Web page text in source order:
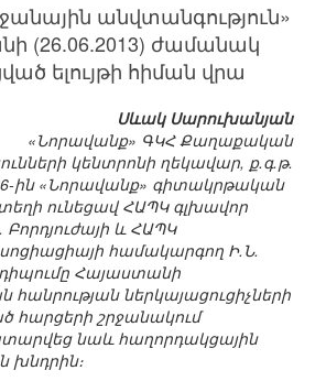
անվտանգություն»
(26.06.2013) ժամանակ
ելույթի հիման վրա
Սևակ Սարուխանյան
«Նորավանք» ԳԿՀ Քաղաքական
կենտրոնի ղեկավար, ք.գ.թ.
ին «Նորավանք» գիտակրթական
ունեցավ ՀԱՊԿ գլխավոր
և ՀԱՊԿ
համակարգող Ի.Ն.
Հայաստանի
ներկայացուցիչների
հարցերի շրջանակում
նաև հաղորդակցային
խնդրին։